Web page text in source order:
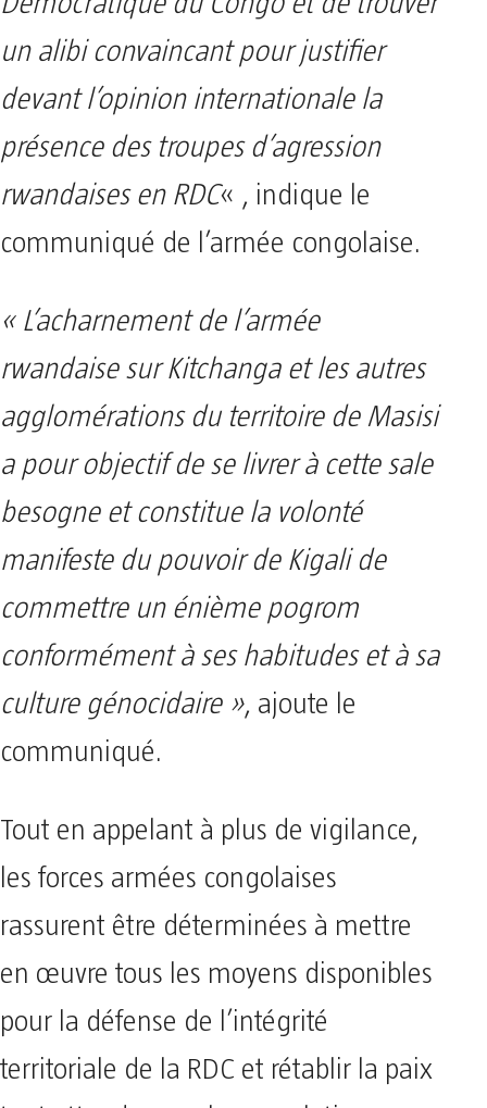
un alibi convaincant pour justifier
devant l’opinion internationale la
présence des troupes d’agression
rwandaises en RDC« , indique le
communiqué de l’armée congolaise.
« L’acharnement de l’armée
rwandaise sur Kitchanga et les autres
agglomérations du territoire de Masisi
a pour objectif de se livrer à cette sale
besogne et constitue la volonté
manifeste du pouvoir de Kigali de
commettre un énième pogrom
conformément à ses habitudes et à sa
culture génocidaire », ajoute le
communiqué.
Tout en appelant à plus de vigilance,
les forces armées congolaises
rassurent être déterminées à mettre
en œuvre tous les moyens disponibles
pour la défense de l’intégrité
territoriale de la RDC et rétablir la paix